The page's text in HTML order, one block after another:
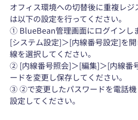
オフィス環境への切替後に重複レ
は以下の設定を行ってください。
① BlueBean管理画面にログインしま
[システム設定]＞[内線番号設定]を
線を選択してください。
② [内線番号照会]＞[編集]＞[内線番
ードを変更し保存してください。
③ ②で変更したパスワードを電話機
設定してください。